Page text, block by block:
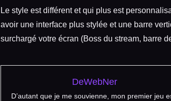
Le style est différent et qui plus est
avoir une interface plus stylée et une barre
surchargé votre écran (Boss du stream, barre
DeWebNer
D’autant que je me souvienne, mon premier jeu